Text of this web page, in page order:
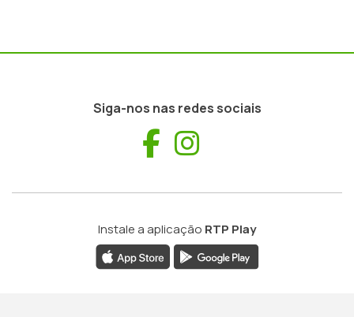
Siga-nos nas redes sociais
Facebook
Instale a aplicação RTP Play